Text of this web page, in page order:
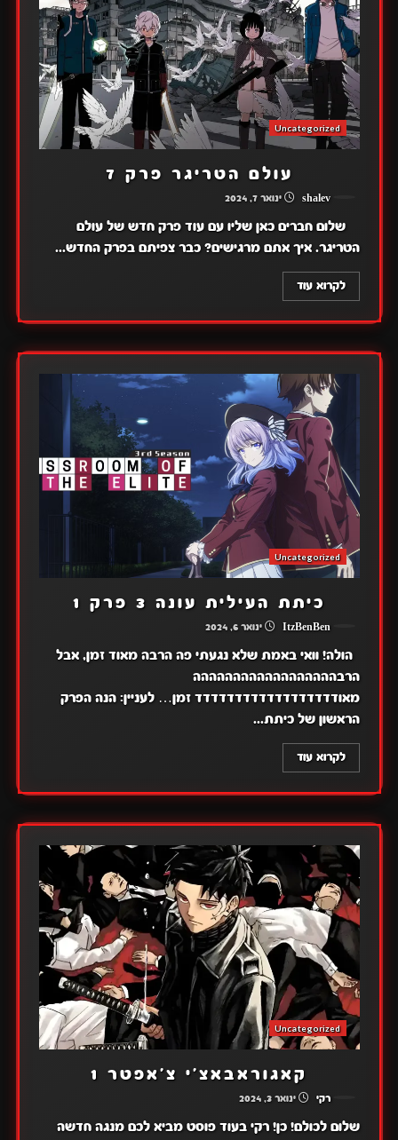
Uncategorized
עולם הטריגר פרק 7
shalev ינואר 7, 2024
שלום חברים כאן שליו עם עוד פרק חדש של עולם
הטריגר. איך אתם מרגישים? כבר צפיתם בפרק החדש...
לקרוא עוד
Uncategorized
כיתת העילית עונה 3 פרק 1
ינואר 6, 2024
הולה! וואי באמת שלא נגעתי פה הרבה מאוד זמן, אבל
הרבהההההההההההההההההה
מאודדדדדדדדדדדדדדדדדד זמן… לעניין: הנה הפרק
הראשון של כיתת...
לקרוא עוד
Uncategorized
קאגוראבאצ'י צ'אפטר 1
רקי ינואר 3, 2024
שלום לכולם! כן! רקי בעוד פוסט מביא לכם מנגה חדשה